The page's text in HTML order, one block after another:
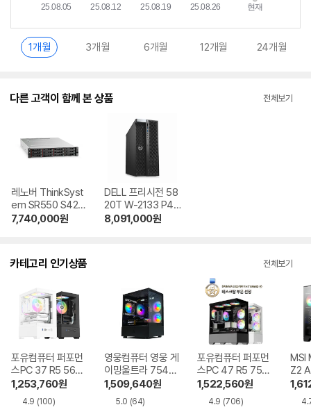
1개월 3개월 6개월 12개월 24개월
다른 고객이 함께 본 상품 전체보기
레노버 ThinkSyst
em SR550 S4210
R 64GB, 4TB
7,740,000원
DELL 프리시전 58
20T W-2133 P40
00 24GB, 1TB
8,091,000원
카테고리 인기상품 전체보기
포유컴퓨터 퍼포먼
스PC 37 R5 5600
RTX5060
1,253,760원
4.9 (100)
영웅컴퓨터 영웅 게
이밍울트라 7546
GT R5 7500F RT
X5060Ti
1,509,640원
5.0 (64)
포유컴퓨터 퍼포먼
스PC 47 R5 7500
F RTX5060Ti
1,522,560원
4.9 (706)
MSI
Z2
R5-